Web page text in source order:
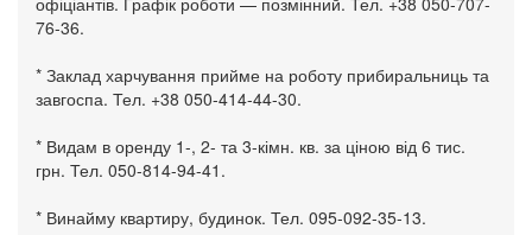
76-36.
* Заклад харчування прийме на роботу прибиральниць та
завгоспа. Тел. +38 050-414-44-30.
* Видам в оренду 1-, 2- та 3-кімн. кв. за ціною від 6 тис.
грн. Тел. 050-814-94-41.
* Винайму квартиру, будинок. Тел. 095-092-35-13.